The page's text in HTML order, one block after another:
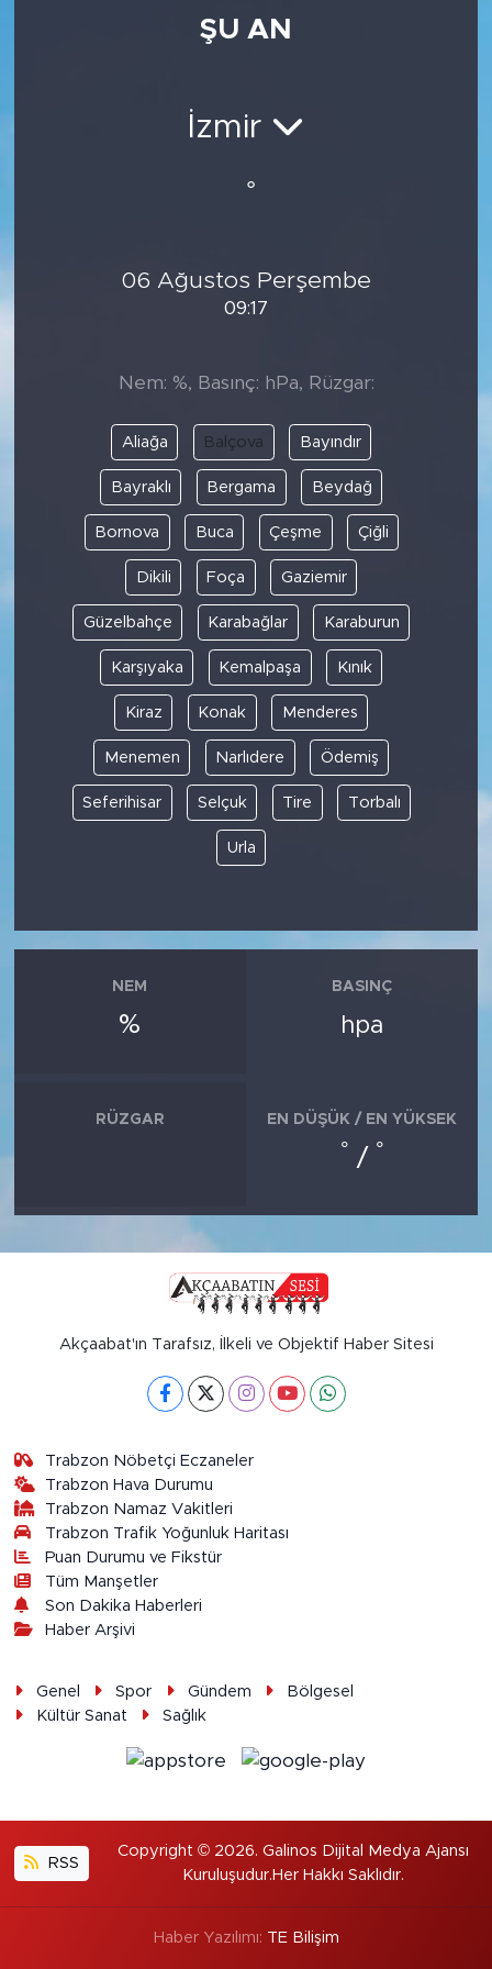
ŞU AN
İzmir
°
06 Ağustos Perşembe
09:17
Nem: %, Basınç: hPa, Rüzgar:
Aliağa Balçova Bayındır
Bayraklı Bergama Beydağ
Bornova Buca Çeşme Çiğli
Dikili Foça Gaziemir
Güzelbahçe Karabağlar Karaburun
Karşıyaka Kemalpaşa Kınık
Kiraz Konak Menderes
Menemen Narlıdere Ödemiş
Seferihisar Selçuk Tire Torbalı
Urla
NEM
%
BASINÇ
hpa
RÜZGAR EN DÜŞÜK / EN YÜKSEK
° / °
Akçaabat'ın Tarafsız, İlkeli ve Objektif Haber Sitesi
Trabzon Nöbetçi Eczaneler
Trabzon Hava Durumu
Trabzon Namaz Vakitleri
Trabzon Trafik Yoğunluk Haritası
Puan Durumu ve Fikstür
Tüm Manşetler
Son Dakika Haberleri
Haber Arşivi
Genel Spor Gündem
Bölgesel
Kültür Sanat
Sağlık
RSS
Copyright © 2026. Galinos Dijital Medya Ajansı
Kuruluşudur.Her Hakkı Saklıdır.
Haber Yazılımı: TE Bilişim
Köşe Yazarları
Manşet
Ulusal Son Dakika Haberleri